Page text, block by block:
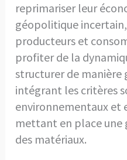
reprimariser leur
géopolitique
producteurs et
profiter de la
structurer de manière
intégrant les critères
environnementaux et
mettant en place une
des matériaux.